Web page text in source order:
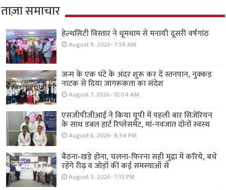
ताज़ा समाचार
हेल्थसिटी विस्तार ने धूमधाम से मनायी दूसरी वर्षगांठ
August 9, 2026- 7:59 AM
जन्म के एक घंटे के अंदर शुरू कर दें स्तनपान, नुक्कड़
नाटक से दिया जागरूकता का संदेश
August 7, 2026- 12:04 AM
एसजीपीजीआई ने किया यूपी में पहली बार सिजेरियन
के साथ डबल हार्ट रिप्लेसमेंट, मां-नवजात दोनों स्वस्थ
August 6, 2026- 8:54 PM
बैठना-खड़े होना, चलना-फिरना सही मुद्रा में करिये, बचे
रहेंगे रीढ़ व जोड़ों की कई समस्याओं से
August 5, 2026- 7:15 PM